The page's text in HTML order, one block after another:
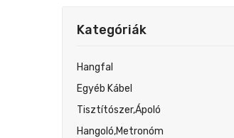
Kategóriák
Hangfal
Egyéb Kábel
Tisztítószer,ápoló
Hangoló,metronóm